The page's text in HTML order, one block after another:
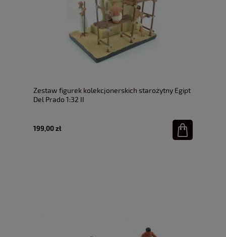
Zestaw figurek kolekcjonerskich starożytny Egipt
Del Prado 1:32 II
199,00 zł